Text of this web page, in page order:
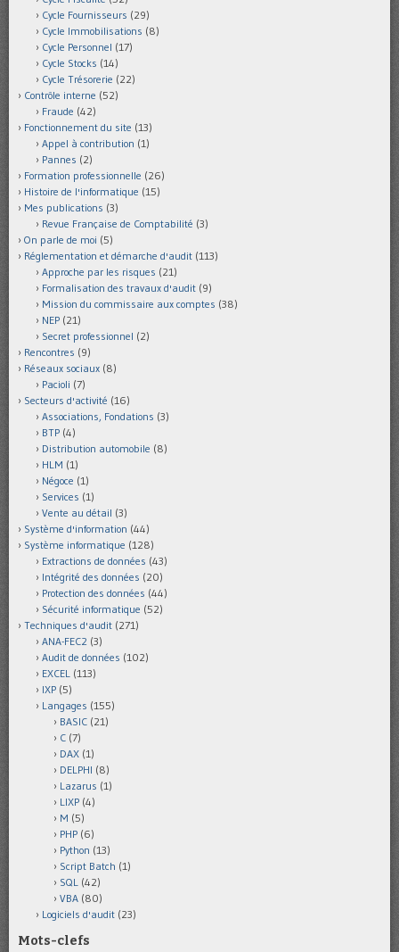
Cycle Fournisseurs (29)
Cycle Immobilisations (8)
Cycle Personnel (17)
Cycle Stocks (14)
Cycle Trésorerie (22)
Contrôle interne (52)
Fraude (42)
Fonctionnement du site (13)
Appel à contribution (1)
Pannes (2)
Formation professionnelle (26)
Histoire de l'informatique (15)
Mes publications (3)
Revue Française de Comptabilité (3)
On parle de moi (5)
Réglementation et démarche d'audit (113)
Approche par les risques (21)
Formalisation des travaux d'audit (9)
Mission du commissaire aux comptes (38)
NEP (21)
Secret professionnel (2)
Rencontres (9)
Réseaux sociaux (8)
Pacioli (7)
Secteurs d'activité (16)
Associations, Fondations (3)
BTP (4)
Distribution automobile (8)
HLM (1)
Négoce (1)
Services (1)
Vente au détail (3)
Système d'information (44)
Système informatique (128)
Extractions de données (43)
Intégrité des données (20)
Protection des données (44)
Sécurité informatique (52)
Techniques d'audit (271)
ANA-FEC2 (3)
Audit de données (102)
EXCEL (113)
IXP (5)
Langages (155)
BASIC (21)
C (7)
DAX (1)
DELPHI (8)
Lazarus (1)
LIXP (4)
M (5)
PHP (6)
Python (13)
Script Batch (1)
SQL (42)
VBA (80)
Logiciels d'audit (23)
Mots-clefs